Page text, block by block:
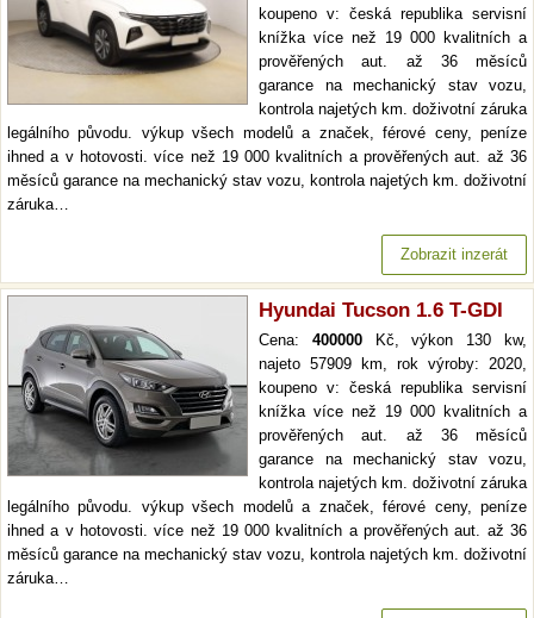
koupeno v: česká republika servisní
knížka více než 19 000 kvalitních a
prověřených aut. až 36 měsíců
garance na mechanický stav vozu,
kontrola najetých km. doživotní záruka
legálního původu. výkup všech modelů a značek, férové ceny, peníze
ihned a v hotovosti. více než 19 000 kvalitních a prověřených aut. až 36
měsíců garance na mechanický stav vozu, kontrola najetých km. doživotní
záruka…
Zobrazit inzerát
Hyundai Tucson 1.6 T-GDI
Cena: 400000Kč, výkon 130 kw,
najeto 57909 km, rok výroby: 2020,
koupeno v: česká republika servisní
knížka více než 19 000 kvalitních a
prověřených aut. až 36 měsíců
garance na mechanický stav vozu,
kontrola najetých km. doživotní záruka
legálního původu. výkup všech modelů a značek, férové ceny, peníze
ihned a v hotovosti. více než 19 000 kvalitních a prověřených aut. až 36
měsíců garance na mechanický stav vozu, kontrola najetých km. doživotní
záruka…